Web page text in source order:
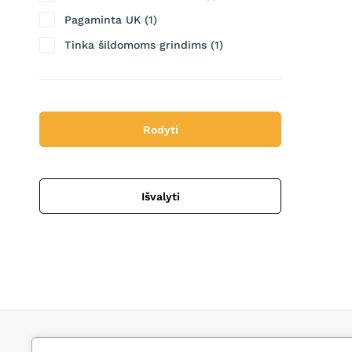
Pagaminta UK
1
Tinka šildomoms grindims
1
Rodyti
Išvalyti